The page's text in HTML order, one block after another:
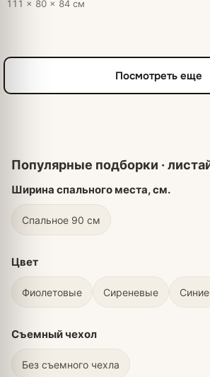
111 × 80 × 84 см
Посмотреть еще
Ширина спального места, см.
Спальное 90 см
Цвет
Фиолетовые Сиреневые Синие
Съемный чехол
Без съемного чехла